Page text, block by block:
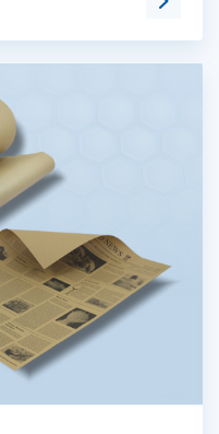
Zur